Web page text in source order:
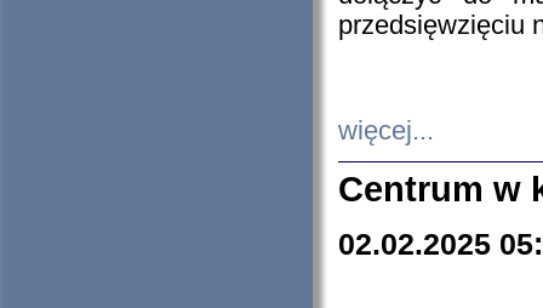
przedsięwzięciu
więcej...
Centrum w
02.02.2025